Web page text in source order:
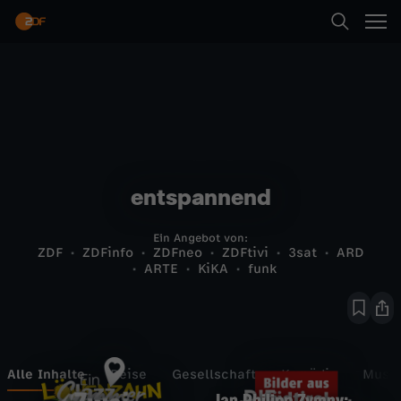
entspannend
Ein Angebot von:
ZDF ZDFinfo ZDFneo ZDFtivi 3sat
ARD
ARTE
KiKA funk
Alle Inhalte Reise Gesellschaft Komödie Musik